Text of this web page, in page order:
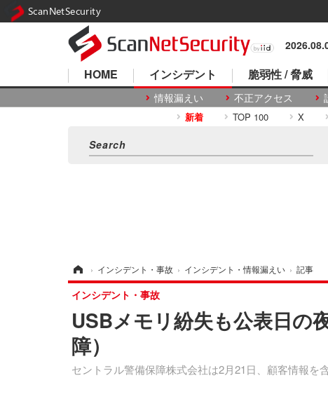
HOME インシデント
情報漏えい 不正アクセス
脆弱性 / 脅威
新着 TOP 100 X
› インシデント・事故 › インシデント・情報漏えい › 記事
USBメモリ紛失も公表日の
障）
セントラル警備保障株式会社は2月21日、顧客情報を
インシデント・事故
ScanNetSecurity